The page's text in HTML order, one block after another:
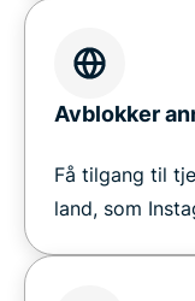
Avblokker
Få tilgang til
land, som